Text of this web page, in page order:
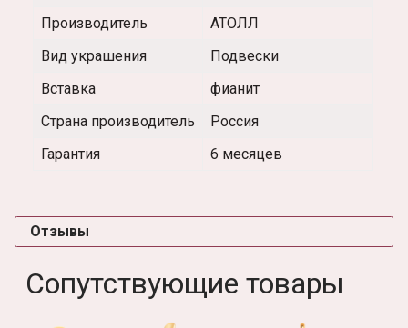
Производитель
АТОЛЛ
Вид украшения
Подвески
Вставка
фианит
Страна производитель
Россия
Гарантия
6 месяцев
Отзывы
Сопутствующие товары